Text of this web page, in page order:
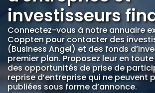
investisseurs
Connectez-vous à notre annuaire
Coppten pour contacter des
(Business Angel) et des fonds
premier plan. Proposez leur en
des opportunités de prise de
reprise d’entreprise qui ne peuvent
publiées sous forme d’annonce.